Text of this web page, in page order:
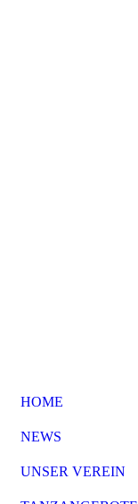
HOME
NEWS
UNSER VEREIN